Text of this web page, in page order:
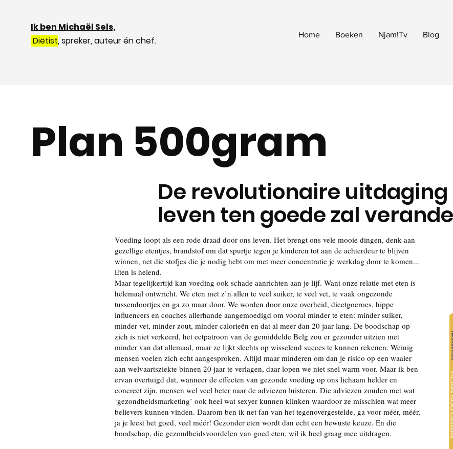
Ik ben Michaël Sels,
Diëtist, spreker, auteur én chef.
Home Boeken Njam!Tv Blog
Plan 500gram
De revolutionaire uitdaging
leven ten goede zal
Voeding loopt als een rode draad door ons leven. Het brengt ons vele mooie dingen, denk aan
gezellige etentjes, brandstof om dat spurtje tegen je kinderen tot aan de achterdeur te blijven
winnen, net die stofjes die je nodig hebt om met meer concentratie je werkdag door te komen...
Eten is helend.
Maar tegelijkertijd kan voeding ook schade aanrichten aan je lijf. Want onze relatie met eten is
helemaal ontwricht. We eten met z’n allen te veel suiker, te veel vet, te vaak ongezonde
tussendoortjes en ga zo maar door. We worden door onze overheid, dieetgoeroes, hippe
influencers en coaches allerhande aangemoedigd om vooral minder te eten: minder suiker,
minder vet, minder zout, minder calorieën en dat al meer dan 20 jaar lang. De boodschap op
zich is niet verkeerd, het eetpatroon van de gemiddelde Belg zou er gezonder uitzien met
minder van dat allemaal, maar ze lijkt slechts op wisselend succes te kunnen rekenen. Weinig
mensen voelen zich echt aangesproken. Altijd maar minderen om dan je risico op een waaier
aan welvaartsziekte binnen 20 jaar te verlagen, daar lopen we niet snel warm voor. Maar ik ben
ervan overtuigd dat, wanneer de effecten van gezonde voeding op ons lichaam helder en
concreet zijn, mensen wel veel beter naar de adviezen luisteren. Die adviezen zouden met wat
‘gezondheidsmarketing’ ook heel wat sexyer kunnen klinken waardoor ze misschien wat meer
believers kunnen vinden. Daarom ben ik net fan van het tegenovergestelde, ga voor méér, méér,
ja je leest het goed, veel méér! Gezonder eten wordt dan echt een bewuste keuze. En die
boodschap, die gezondheidsvoordelen van goed eten, wil ik heel graag mee uitdragen.